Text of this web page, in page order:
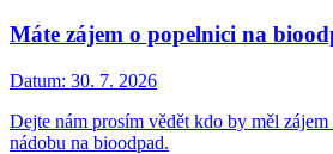
Máte zájem o popelnici na
Datum: 30. 7. 2026
Dejte nám prosím vědět kdo by měl
nádobu na bioodpad.